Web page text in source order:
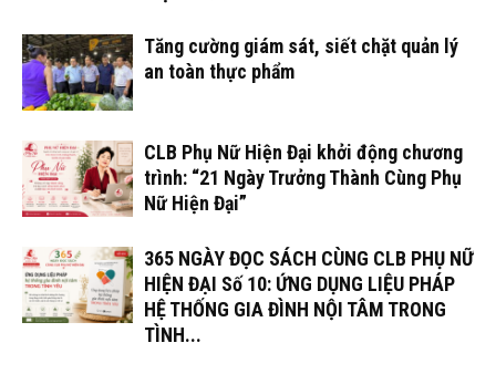
Tăng cường giám sát, siết chặt quản lý
an toàn thực phẩm
CLB Phụ Nữ Hiện Đại khởi động chương
trình: “21 Ngày Trưởng Thành Cùng Phụ
Nữ Hiện Đại”
365 NGÀY ĐỌC SÁCH CÙNG CLB PHỤ NỮ
HIỆN ĐẠI Số 10: ỨNG DỤNG LIỆU PHÁP
HỆ THỐNG GIA ĐÌNH NỘI TÂM TRONG
TÌNH...